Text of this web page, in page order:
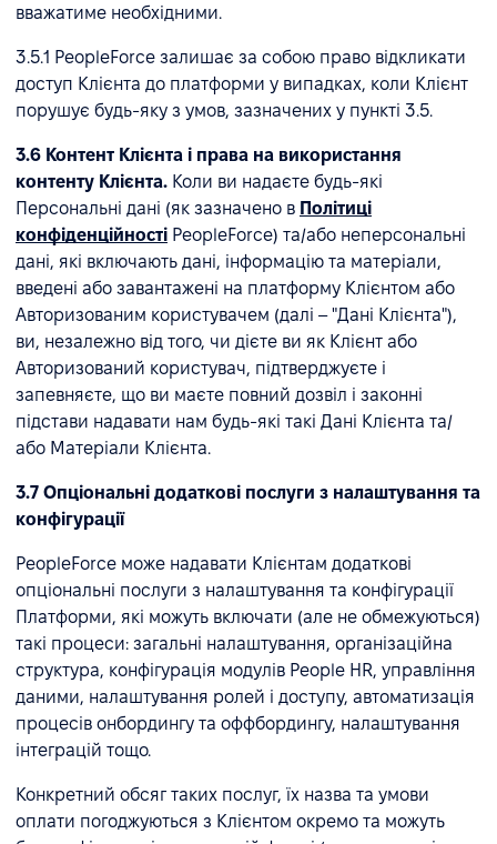
вважатиме необхідними.
3.5.1 PeopleForce залишає за собою право відкликати
доступ Клієнта до платформи у випадках, коли Клієнт
порушує будь-яку з умов, зазначених у пункті 3.5.
3.6 Контент Клієнта і права на використання
контенту Клієнта. Коли ви надаєте будь-які
Персональні дані (як зазначено в Політиці
конфіденційності PeopleForce) та/або неперсональні
дані, які включають дані, інформацію та матеріали,
введені або завантажені на платформу Клієнтом або
Авторизованим користувачем (далі – "Дані Клієнта"),
ви, незалежно від того, чи дієте ви як Клієнт або
Авторизований користувач, підтверджуєте і
запевняєте, що ви маєте повний дозвіл і законні
підстави надавати нам будь-які такі Дані Клієнта та/
або Матеріали Клієнта.
3.7 Опціональні додаткові послуги з налаштування та
конфігурації
PeopleForce може надавати Клієнтам додаткові
опціональні послуги з налаштування та конфігурації
Платформи, які можуть включати (але не обмежуються)
такі процеси: загальні налаштування, організаційна
структура, конфігурація модулів People HR, управління
даними, налаштування ролей і доступу, автоматизація
процесів онбордингу та оффбордингу, налаштування
інтеграцій тощо.
Конкретний обсяг таких послуг, їх назва та умови
оплати погоджуються з Клієнтом окремо та можуть